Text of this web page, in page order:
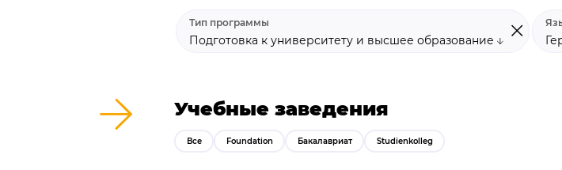
Тип программы
Подготовка к университету и высшее образование
Учебные заведения
Все Foundation Бакалавриат Studienkolleg